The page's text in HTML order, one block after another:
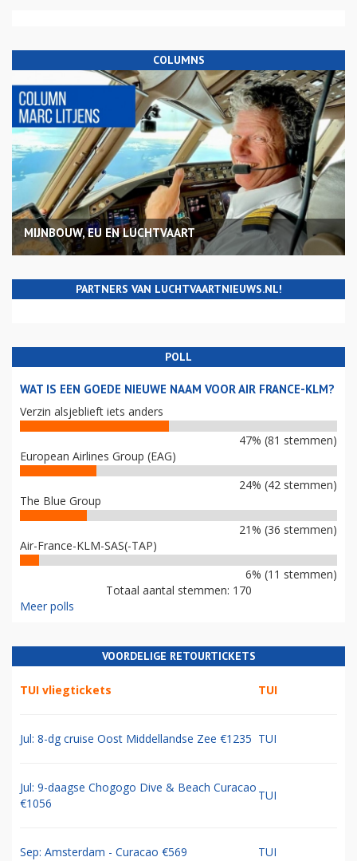
COLUMNS
MIJNBOUW, EU EN LUCHTVAART
PARTNERS VAN LUCHTVAARTNIEUWS.NL!
POLL
WAT IS EEN GOEDE NIEUWE NAAM VOOR AIR FRANCE-KLM?
Verzin alsjeblieft iets anders
47% (81 stemmen)
European Airlines Group (EAG)
24% (42 stemmen)
The Blue Group
21% (36 stemmen)
Air-France-KLM-SAS(-TAP)
6% (11 stemmen)
Totaal aantal stemmen: 170
Meer polls
VOORDELIGE RETOURTICKETS
TUI vliegtickets TUI
Jul: 8-dg cruise Oost Middellandse Zee €1235 TUI
Jul: 9-daagse Chogogo Dive & Beach Curacao
€1056
TUI
Sep: Amsterdam - Curacao €569 TUI